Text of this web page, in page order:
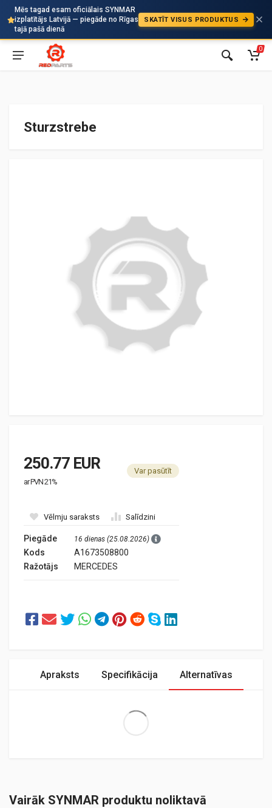
Mēs tagad esam oficiālais SYNMAR
izplatītājs Latvijā — piegāde no Rīgas
tajā pašā dienā
SKATĪT VISUS PRODUKTUS
Auto
0
Sturzstrebe
250.77 EUR
ar PVN 21%
Var pasūtīt
Vēlmju saraksts Salīdzini
Piegāde 16 dienas (25.08.2026)
Kods
A1673508800
Ražotājs
MERCEDES
Apraksts Specifikācija Alternatīvas
Vairāk SYNMAR produktu noliktavā